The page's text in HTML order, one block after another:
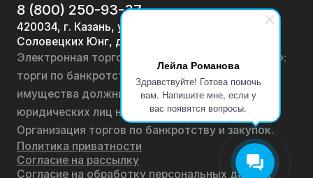
Лейла Романова
Здравствуйте! Готова помочь
вам. Напишите мне, если у
вас появятся вопросы.
8 (800) 250-93-37
420034, г. Казань, ул.
Соловецких Юнг, д. 7
Электронная торговая площадка «АРББИТЛОТ»:
торги по банкротству, лоты по продаже
имущества должников физических лиц и
юридических лиц на онлайн-аукционах.
Организация торгов по банкротству и закупок.
Политика приватности
Согласие на рассылку
Согласие на обработку персональных данных